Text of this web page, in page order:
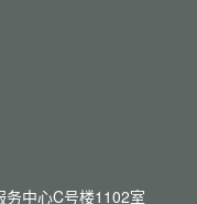
中心C号楼1102室